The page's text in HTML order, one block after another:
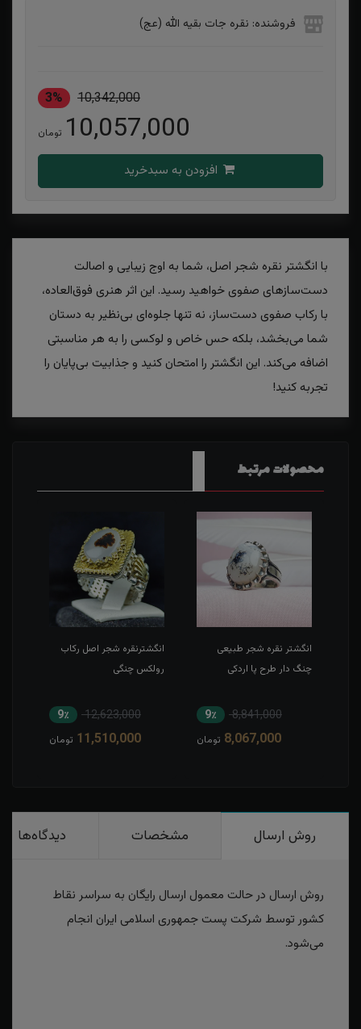
فروشنده: نقره جات بقیه الله (عج)
10,342,000
3%
10,057,000 تومان
با انگشتر نقره شجر اصل، شما به اوج زیبایی و اصالت
دست‌سازهای صفوی خواهید رسید. این اثر هنری فوق‌العاده،
با رکاب صفوی دست‌ساز، نه تنها جلوه‌ای بی‌نظیر به دستان
شما می‌بخشد، بلکه حس خاص و لوکسی را به هر مناسبتی
اضافه می‌کند. این انگشتر را امتحان کنید و جذابیت بی‌پایان را
تجربه کنید!
محصولات مرتبط
انگشتر نقره شجر طبیعی
چنگ دار طرح پا اردکی
8,841,000 9٪
8,067,000 تومان
انگشترنقره شجر اصل رکاب
رولکس چنگی
12,623,000 9٪
11,510,000 تومان
روش ارسال مشخصات دیدگاه‌ها
روش ارسال در حالت معمول ارسال رایگان به سراسر نقاط
کشور توسط شرکت پست جمهوری اسلامی ایران انجام
می‌شود.